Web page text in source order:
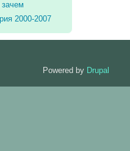
зачем
2000-2007
Powered by Drupal